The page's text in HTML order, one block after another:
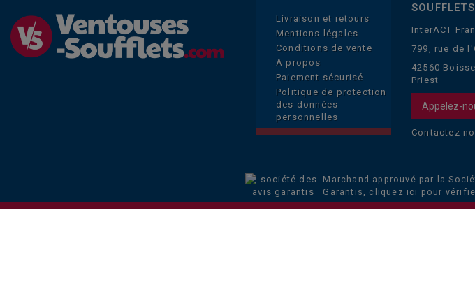
Livraison et retours
Mentions légales
Conditions de vente
A propos
Paiement sécurisé
Politique de protection
des données
personnelles
SOUFFLETS
InterACT
799, rue de
42560
Priest
Appelez-
Contactez
Marchand approuvé par la
Garantis, cliquez ici pour